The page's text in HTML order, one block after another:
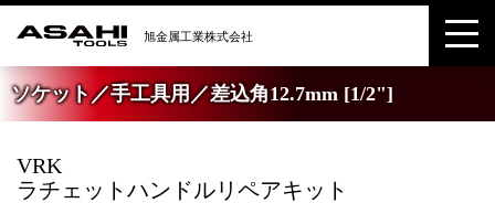
ソケット／手工具用／差込角12.7mm [1/2"]
VRK
ラチェットハンドルリペアキット